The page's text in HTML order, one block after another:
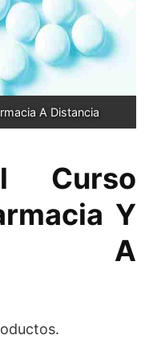
A Distancia
Curso
Y
A